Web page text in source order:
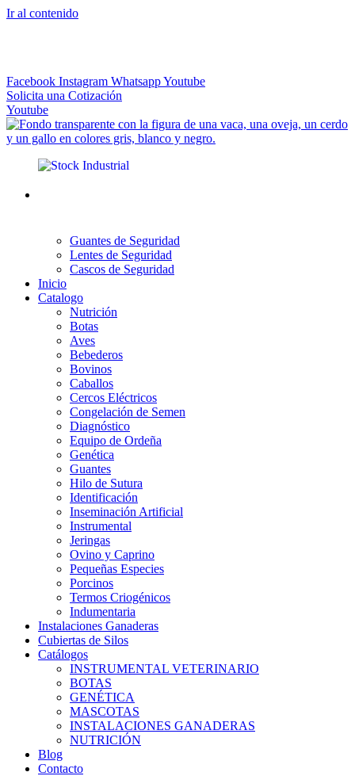
Ir al contenido
Facebook Instagram WhatsappYoutube
Solicita una Cotización
Youtube
Guantes de Seguridad
Lentes de Seguridad
Cascos de Seguridad
Inicio
Catalogo
Nutrición
Botas
Aves
Bebederos
Bovinos
Caballos
Cercos Eléctricos
Congelación de Semen
Diagnóstico
Equipo de Ordeña
Genética
Guantes
Hilo de Sutura
Identificación
Inseminación Artificial
Instrumental
Jeringas
Ovino y Caprino
Pequeñas Especies
Porcinos
Termos Criogénicos
Indumentaria
Instalaciones Ganaderas
Cubiertas de Silos
Catálogos
INSTRUMENTAL VETERINARIO
BOTAS
GENÉTICA
MASCOTAS
INSTALACIONES GANADERAS
NUTRICIÓN
Blog
Contacto